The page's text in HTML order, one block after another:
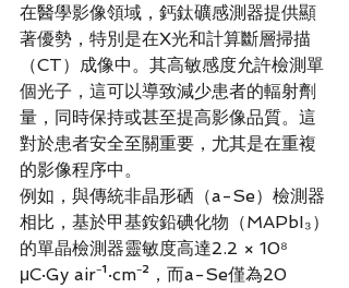
在醫學影像領域，鈣鈦礦感測器提供顯
著優勢，特別是在X光和計算斷層掃描
（CT）成像中。其高敏感度允許檢測單
個光子，這可以導致減少患者的輻射劑
量，同時保持或甚至提高影像品質。這
對於患者安全至關重要，尤其是在重複
的影像程序中。
例如，與傳統非晶形硒（a-Se）檢測器
相比，基於甲基銨鉛碘化物（MAPbI₃）
的單晶檢測器靈敏度高達2.2 × 10⁸
μC·Gy air⁻¹·cm⁻²，而a-Se僅為20